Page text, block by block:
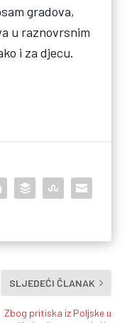
gradova,
u raznovrsnim
i za djecu.
SLJEDEĆI ČLANAK
Zbog pritiska iz Poljske u